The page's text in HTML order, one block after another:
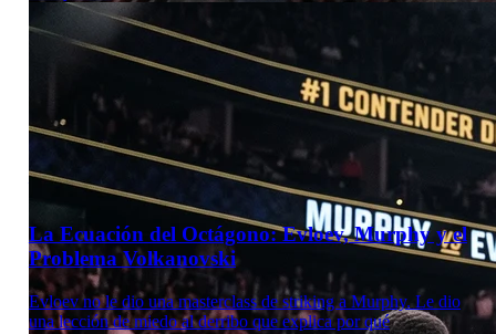
Laboratorio Técnico
La Ecuación del Octágono: Evloev, Murphy y el
Problema Volkanovski
Evloev no le dio una masterclass de striking a Murphy. Le dio
una lección de miedo al derribo que explica por qué